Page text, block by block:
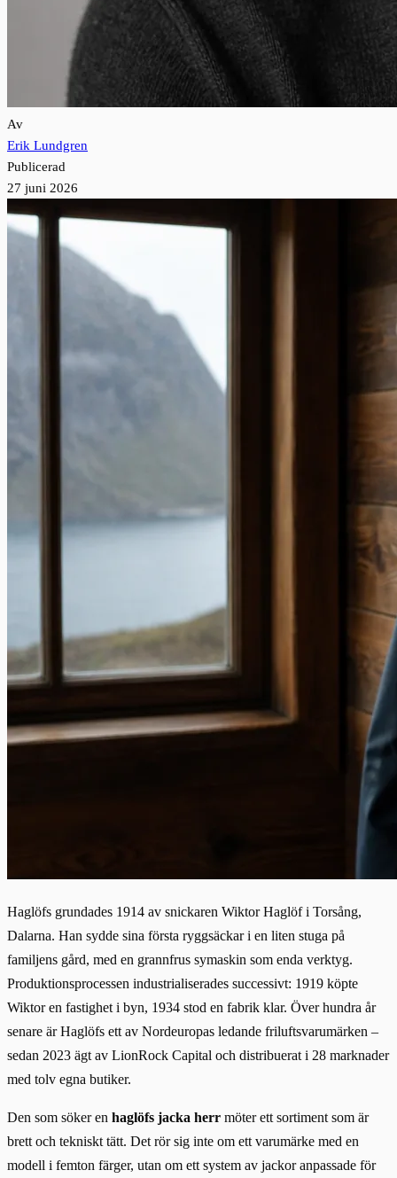
Av
Erik Lundgren
Publicerad
27 juni 2026
Haglöfs grundades 1914 av snickaren Wiktor Haglöf i Torsång,
Dalarna. Han sydde sina första ryggsäckar i en liten stuga på
familjens gård, med en grannfrus symaskin som enda verktyg.
Produktionsprocessen industrialiserades successivt: 1919 köpte
Wiktor en fastighet i byn, 1934 stod en fabrik klar. Över hundra år
senare är Haglöfs ett av Nordeuropas ledande friluftsvarumärken –
sedan 2023 ägt av LionRock Capital och distribuerat i 28 marknader
med tolv egna butiker.
Den som söker en haglöfs jacka herr möter ett sortiment som är
brett och tekniskt tätt. Det rör sig inte om ett varumärke med en
modell i femton färger, utan om ett system av jackor anpassade för